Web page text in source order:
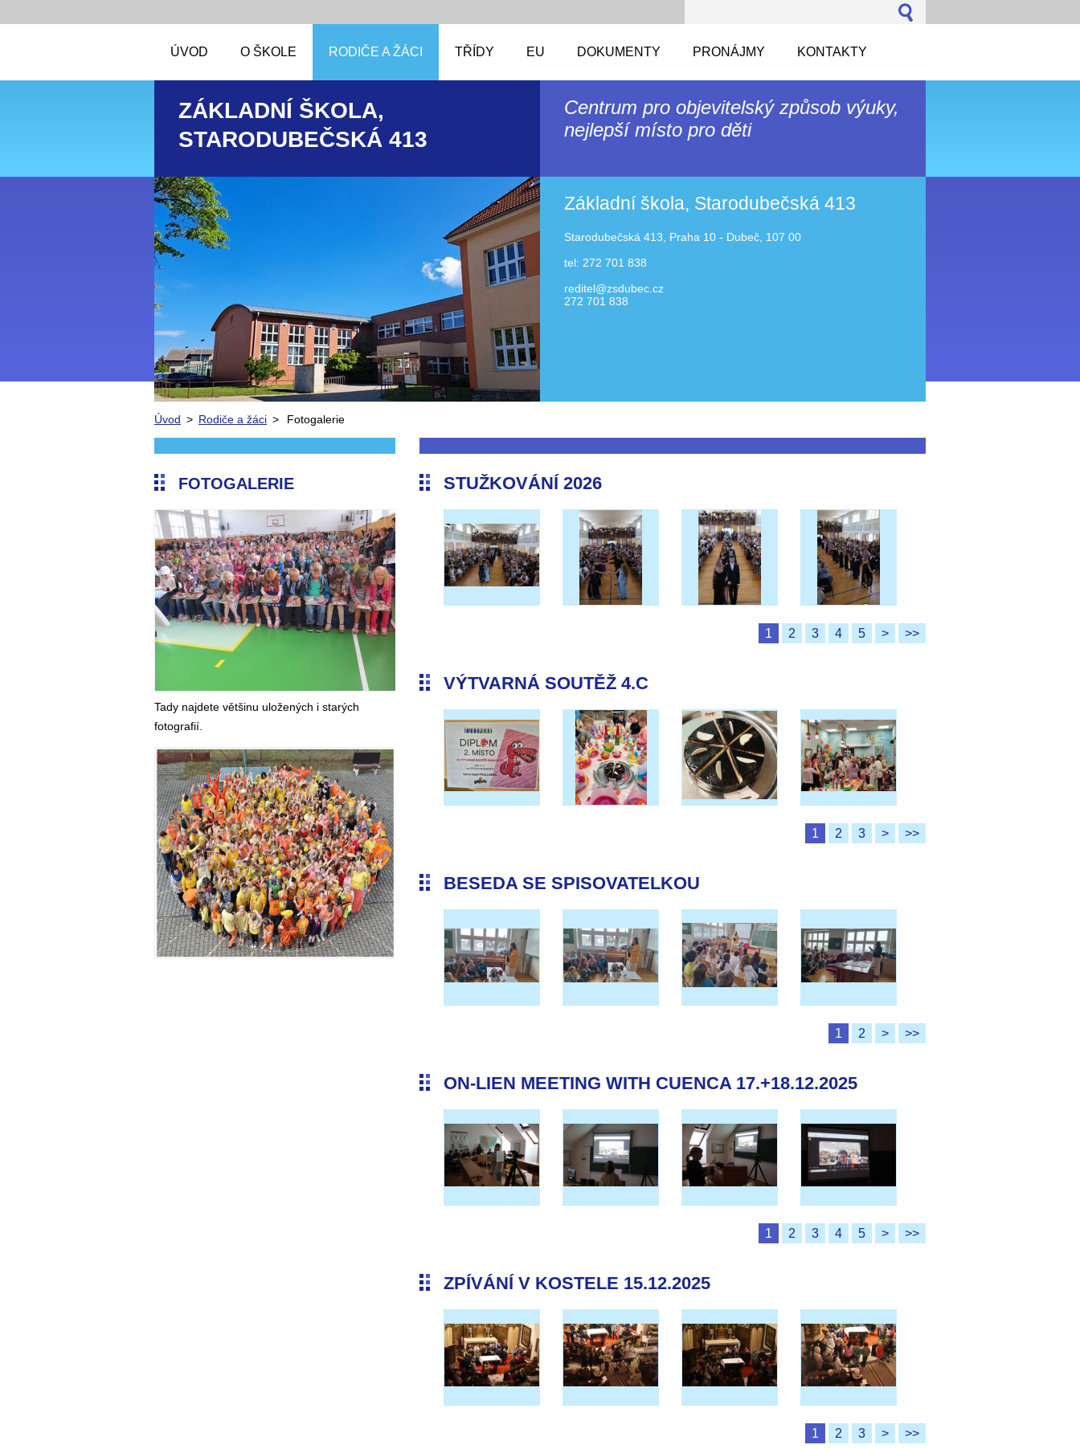
ÚVOD O ŠKOLE RODIČE A ŽÁCI TŘÍDY EU DOKUMENTY PRONÁJMY KONTAKTY
ZÁKLADNÍ ŠKOLA,
STARODUBEČSKÁ 413
Centrum pro objevitelský způsob výuky,
nejlepší místo pro děti
Základní škola, Starodubečská 413
Starodubečská 413, Praha 10 - Dubeč, 107 00
tel: 272 701 838
reditel@zsdubec.cz
272 701 838
Úvod > Rodiče a žáci > Fotogalerie
FOTOGALERIE
Tady najdete většinu uložených i starých
fotografií.
STUŽKOVÁNÍ 2026
1 2 3 4 5 > >>
VÝTVARNÁ SOUTĚŽ 4.C
1 2 3 > >>
BESEDA SE SPISOVATELKOU
1 2 > >>
ON-LIEN MEETING WITH CUENCA 17.+18.12.2025
1 2 3 4 5 > >>
ZPÍVÁNÍ V KOSTELE 15.12.2025
1 2 3 > >>